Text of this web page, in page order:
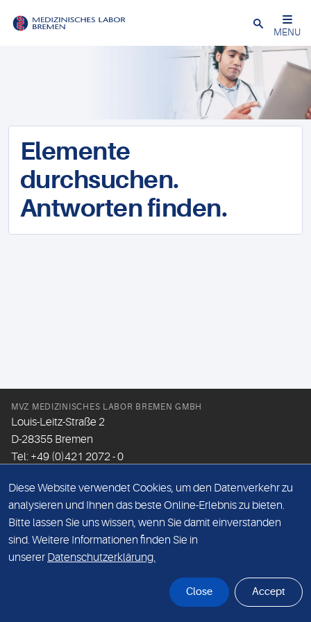
Schließen
MENU
Elemente
durchsuchen.
Antworten finden.
MVZ MEDIZINISCHES LABOR BREMEN GMBH
Louis-Leitz-Straße 2
D-28355 Bremen
Tel: +49 (0)421 2072 - 0
Email:info@mlhb.de
DATENSCHUTZ
IMPRESSUM
Diese Website verwendet Cookies, um den Datenverkehr zu
analysieren und Ihnen das beste Online-Erlebnis zu bieten.
Bitte lassen Sie uns wissen, wenn Sie damit einverstanden
sind. Weitere Informationen finden Sie in
unserer Datenschutzerklärung.
Close Accept